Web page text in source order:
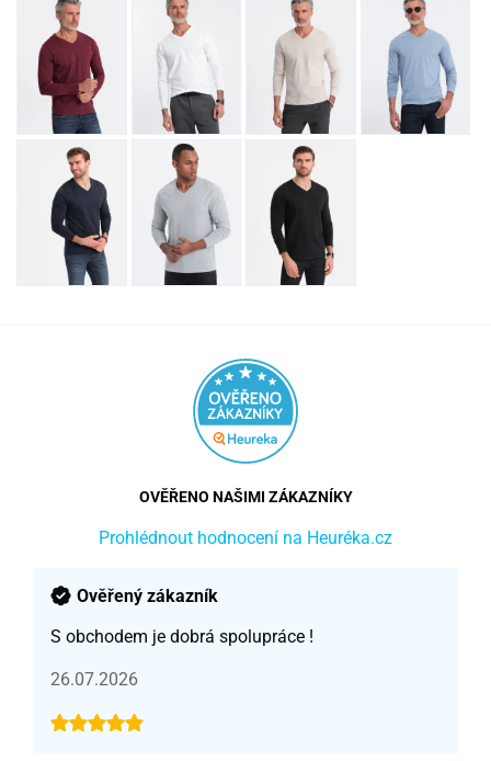
OVĚŘENO NAŠIMI ZÁKAZNÍKY
Prohlédnout hodnocení na Heuréka.cz
Ověřený zákazník
S obchodem je dobrá spolupráce !
26.07.2026